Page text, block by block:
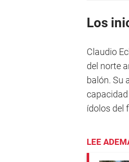
Los
Claudio
del norte
balón. Su
ídolos del
LEE